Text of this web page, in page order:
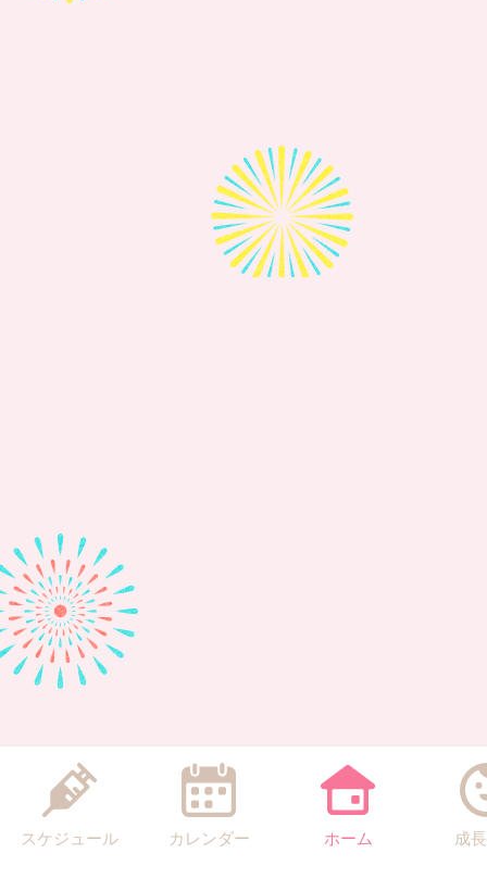
スケジュール カレンダー ホーム 成